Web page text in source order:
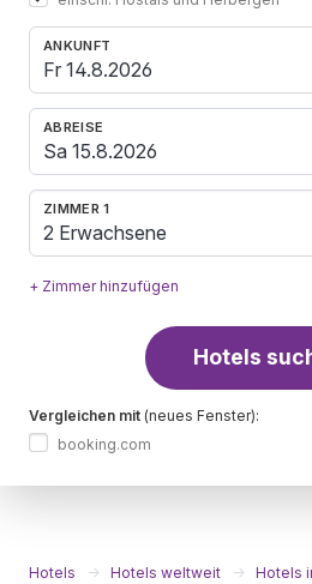
ANKUNFT
ABREISE
ZIMMER 1
2 Erwachsene
+ Zimmer hinzufügen
Hotels
Vergleichen mit (neues Fenster):
booking.com
Hotels Hotels weltweit
Hotels